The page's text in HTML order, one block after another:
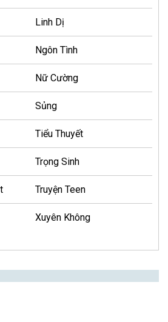
Linh Dị
Ngôn Tình
Nữ Cường
Sủng
Tiểu Thuyết
Trọng Sinh
Truyện Teen
Xuyên Không